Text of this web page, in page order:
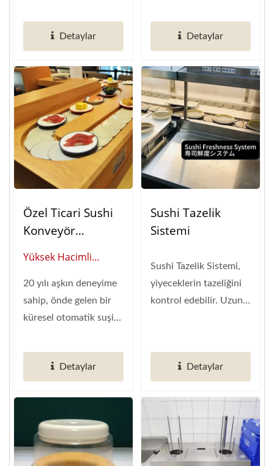
taşıyın....
Detaylar
üzerinde...
Detaylar
Özel Ticari Sushi
Konveyör
Sistemleri:
Dağıtım
Çözümleri
Yüksek Hacimli
Tasarlandı: Alanında
Kanıtlanmış Otomatik
20 yılı aşkın deneyime
sahip, önde gelen bir
küresel otomatik suşi
Detaylar
Sushi Tazelik
Sistemi
Sushi Tazelik Sistemi,
yiyeceklerin tazeliğini
kontrol edebilir. Uzun
Detaylar